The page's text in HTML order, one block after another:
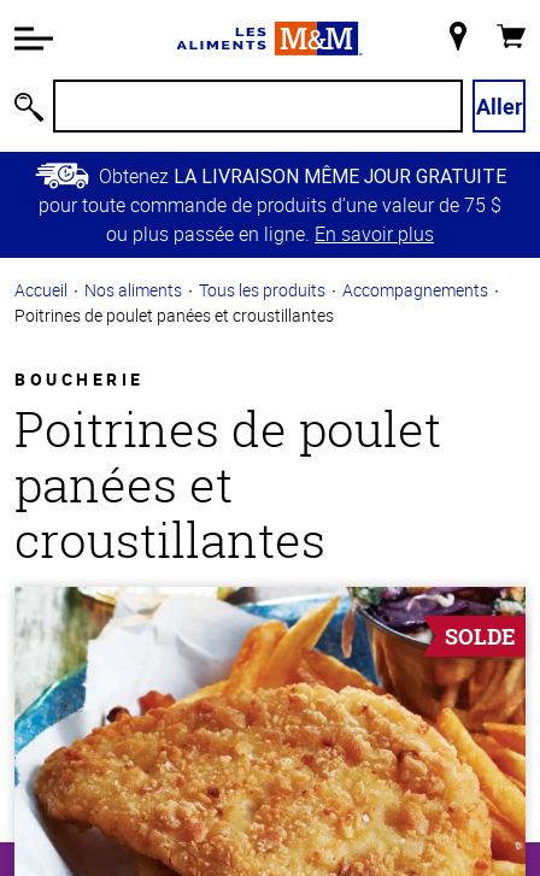
relative à
Passer
contenu
principal
Retour à
principale
magasin
Aller
Obtenez LA LIVRAISON MÊME JOUR GRATUITE
pour toute commande de produits d’une valeur de 75 $
ou plus passée en ligne. En savoir plus
Accueil Nos aliments Tous les produits
Accompagnements
Poitrines de poulet panées et croustillantes
BOUCHERIE
Poitrines de poulet
panées et
croustillantes
SOLDE